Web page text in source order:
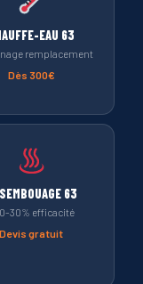
EAU 63
remplacement
Dès 300€
63
30% efficacité
Devis gratuit